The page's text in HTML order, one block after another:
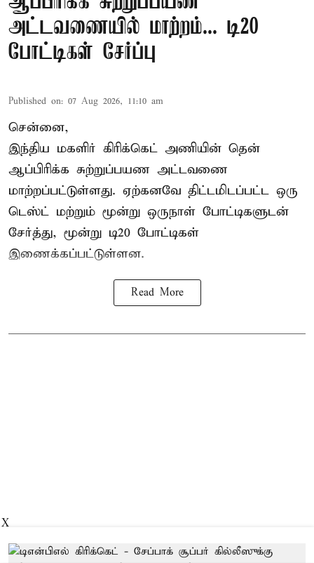
அட்டவணையில் மாற்றம்... டி20
போட்டிகள் சேர்ப்பு
Published on: 07 Aug 2026, 11:10 am
சென்னை,
இந்திய மகளிர் கிரிக்கெட் அணியின் தென்
ஆப்பிரிக்க சுற்றுப்பயண அட்டவணை
மாற்றப்பட்டுள்ளது. ஏற்கனவே திட்டமிடப்பட்ட ஒரு
டெஸ்ட் மற்றும் மூன்று ஒருநாள் போட்டிகளுடன்
சேர்த்து, மூன்று டி20 போட்டிகள்
இணைக்கப்பட்டுள்ளன.
Read More
X